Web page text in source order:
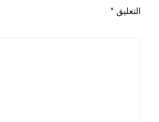
التعليق *